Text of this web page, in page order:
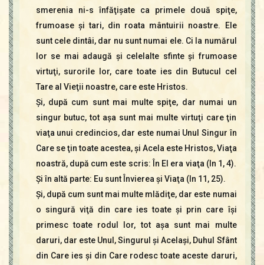
smerenia ni-s înfăţişate ca primele două spiţe,
frumoase şi tari, din roata mântuirii noastre. Ele
sunt cele dintâi, dar nu sunt numai ele. Ci la numărul
lor se mai adaugă şi celelalte sfinte şi frumoase
virtuţi, surorile lor, care toate ies din Butucul cel
Tare al Vieţii noastre, care este Hristos.
Şi, după cum sunt mai multe spiţe, dar numai un
singur butuc, tot aşa sunt mai multe virtuţi care ţin
viaţa unui credincios, dar este numai Unul Singur în
Care se ţin toate acestea, şi Acela este Hristos, Viaţa
noastră, după cum este scris: În El era viaţa (In 1, 4).
Şi în altă parte: Eu sunt Învierea şi Viaţa (In 11, 25).
Şi, după cum sunt mai multe mlădiţe, dar este numai
o singură viţă din care ies toate şi prin care îşi
primesc toate rodul lor, tot aşa sunt mai multe
daruri, dar este Unul, Singurul şi Acelaşi, Duhul Sfânt
din Care ies şi din Care rodesc toate aceste daruri,